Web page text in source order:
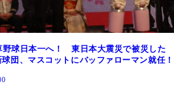
野球日本一へ！ 東日本大震災で被災した
団、マスコットにバッファローマン就任！